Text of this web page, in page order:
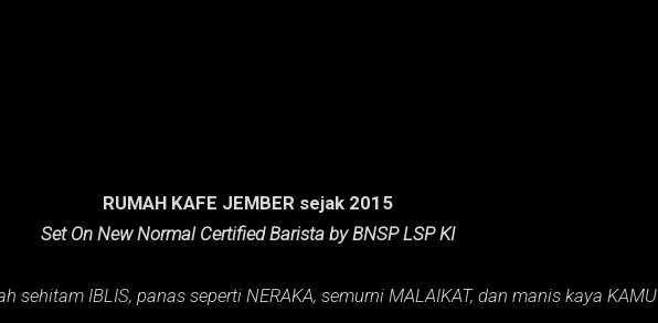
RUMAH KAFE JEMBER sejak 2015
Set On New Normal Certified Barista by BNSP LSP KI
sehitam IBLIS, panas seperti NERAKA, semurni MALAIKAT, dan manis kaya KAMU